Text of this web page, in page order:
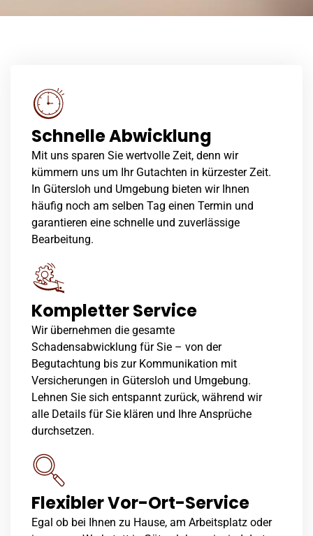
Schnelle Abwicklung
Mit uns sparen Sie wertvolle Zeit, denn wir
kümmern uns um Ihr Gutachten in kürzester Zeit.
In Gütersloh und Umgebung bieten wir Ihnen
häufig noch am selben Tag einen Termin und
garantieren eine schnelle und zuverlässige
Bearbeitung.
Kompletter Service
Wir übernehmen die gesamte
Schadensabwicklung für Sie – von der
Begutachtung bis zur Kommunikation mit
Versicherungen in Gütersloh und Umgebung.
Lehnen Sie sich entspannt zurück, während wir
alle Details für Sie klären und Ihre Ansprüche
durchsetzen.
Flexibler Vor-Ort-Service
Egal ob bei Ihnen zu Hause, am Arbeitsplatz oder